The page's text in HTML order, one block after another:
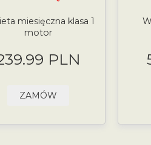
miesięczna klasa 1
motor
PLN
ZAMÓW